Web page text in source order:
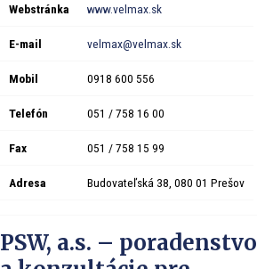
Webstránka www.velmax.sk
E-mail velmax@velmax.sk
Mobil 0918 600 556
Telefón 051 / 758 16 00
Fax 051 / 758 15 99
Adresa Budovateľská 38, 080 01 Prešov
PSW, a.s. – poradenstvo